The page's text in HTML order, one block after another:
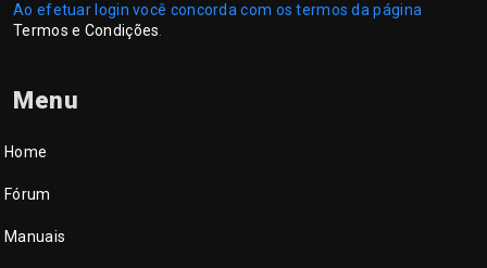
Ao efetuar login você concorda com os termos da página
Termos e Condições
Menu
Home
Fórum
Manuais